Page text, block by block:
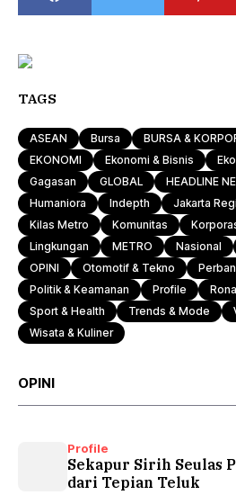
TAGS
ASEAN Bursa BURSA &
EKONOMI
Ekonomi & Bisnis
Gagasan
GLOBAL HEADLINE
Humaniora
Indepth Jakarta
Kilas Metro
Komunitas
Lingkungan
METRO Nasional
OPINI
Otomotif & Tekno
Politik & Keamanan
Profile
Sport & Health
Trends & Mode
Wisata & Kuliner
OPINI
Profile
Sekapur Sirih Seulas
dari Tepian Teluk